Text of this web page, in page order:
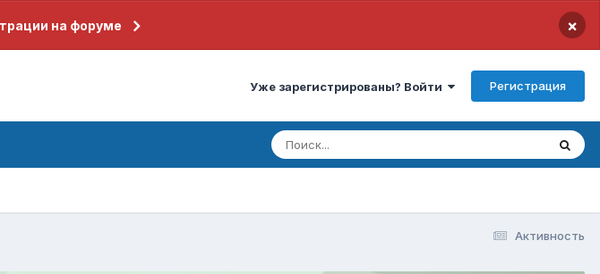
на форуме ×
Уже зарегистрированы? Войти Регистрация
Активность